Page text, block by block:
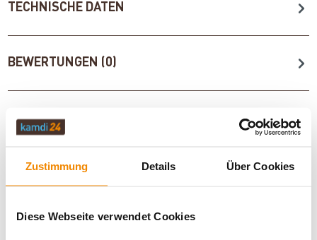
Zustimmung Details Über Cookies
Diese Webseite verwendet Cookies
TECHNISCHE DATEN
BEWERTUNGEN (0)
WICHTIGE INFOS
Dieses Produkt finden Sie unter:Heiztechnik